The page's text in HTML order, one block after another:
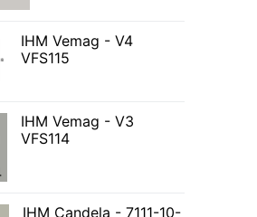
IHM Vemag - V4
VFS115
IHM Vemag - V3
VFS114
IHM Candela - 7111-10-